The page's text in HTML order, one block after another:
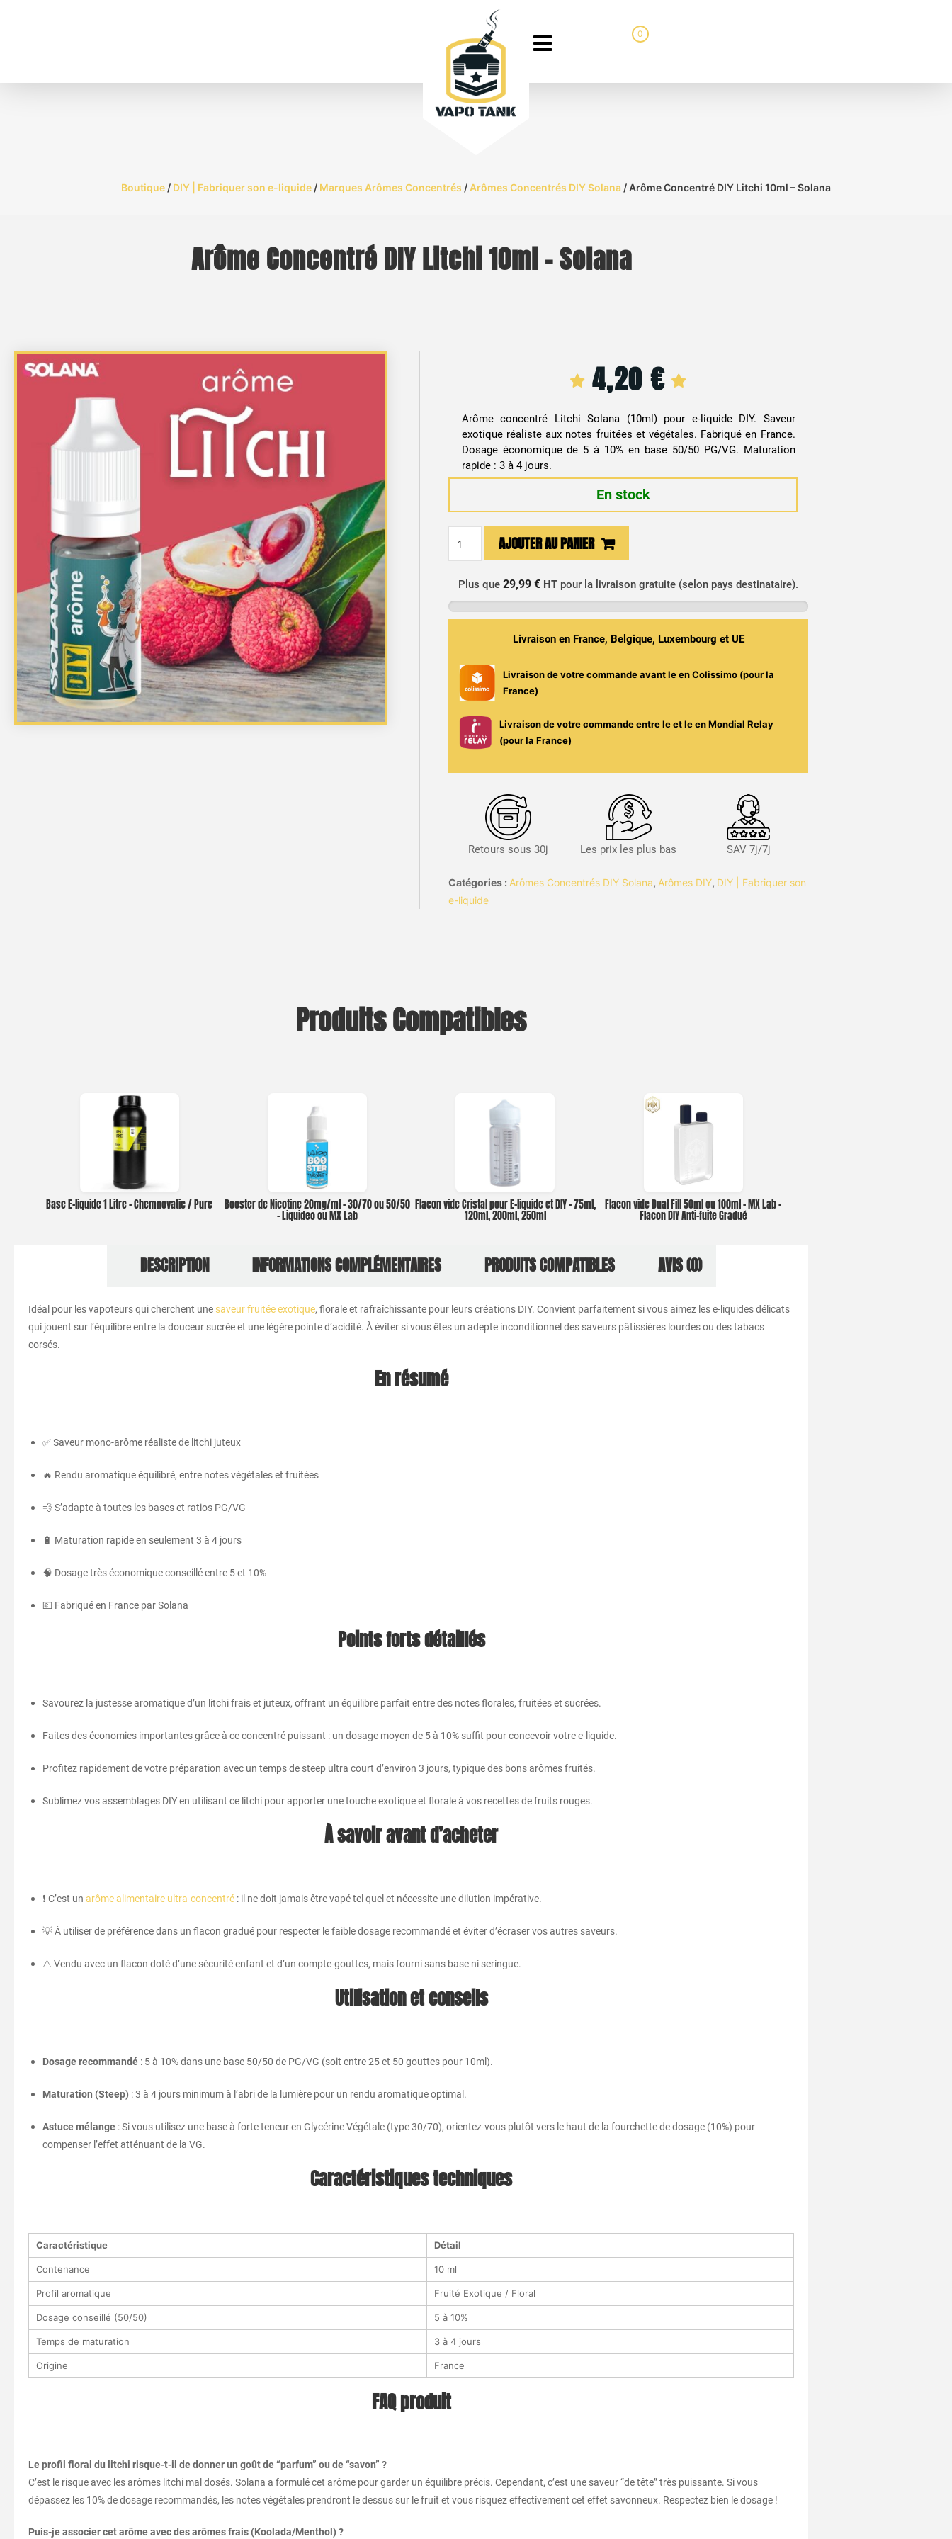
0
Boutique / DIY | Fabriquer son e-liquide / Marques Arômes Concentrés / Arômes Concentrés DIY Solana / Arôme Concentré DIY Litchi 10ml – Solana
Arôme Concentré DIY Litchi 10ml – Solana
4,20 €
Arôme concentré Litchi Solana (10ml) pour e-liquide DIY. Saveur
exotique réaliste aux notes fruitées et végétales. Fabriqué en France.
Dosage économique de 5 à 10% en base 50/50 PG/VG. Maturation
rapide : 3 à 4 jours.
En stock
Concentré
DIY
Litchi
Solana
AJOUTER AU PANIER
Plus que29,99 € HT pour la livraison gratuite (selon pays destinataire).
Livraison en France, Belgique, Luxembourg et UE
Livraison de votre commande avant leen Colissimo (pour la
France)
Livraison de votre commande entre leet leen Mondial Relay
(pour la France)
Retours sous 30j Les prix les plus bas SAV 7j/7j
Catégories : Arômes Concentrés DIY Solana, Arômes DIY, DIY | Fabriquer son
e-liquide
Produits Compatibles
Base E-liquide 1 Litre – Chemnovatic / Pure Booster de Nicotine 20mg/ml – 30/70 ou 50/50
– Liquideo ou MX Lab
Flacon vide Cristal pour E-liquide et DIY – 75ml,
120ml, 200ml, 250ml
Flacon vide Dual Fill 50ml ou 100ml – MX Lab –
Flacon DIY Anti-fuite Gradué
DESCRIPTION INFORMATIONS COMPLÉMENTAIRES PRODUITS COMPATIBLES AVIS (0)
Idéal pour les vapoteurs qui cherchent une saveur fruitée exotique, florale et rafraîchissante pour leurs créations DIY. Convient parfaitement si vous aimez les e-liquides délicats
qui jouent sur l’équilibre entre la douceur sucrée et une légère pointe d’acidité. À éviter si vous êtes un adepte inconditionnel des saveurs pâtissières lourdes ou des tabacs
corsés.
En résumé
✅ Saveur mono-arôme réaliste de litchi juteux
🔥 Rendu aromatique équilibré, entre notes végétales et fruitées
💨 S’adapte à toutes les bases et ratios PG/VG
🔋 Maturation rapide en seulement 3 à 4 jours
🧠 Dosage très économique conseillé entre 5 et 10%
💶 Fabriqué en France par Solana
Points forts détaillés
Savourez la justesse aromatique d’un litchi frais et juteux, offrant un équilibre parfait entre des notes florales, fruitées et sucrées.
Faites des économies importantes grâce à ce concentré puissant : un dosage moyen de 5 à 10% suffit pour concevoir votre e-liquide.
Profitez rapidement de votre préparation avec un temps de steep ultra court d’environ 3 jours, typique des bons arômes fruités.
Sublimez vos assemblages DIY en utilisant ce litchi pour apporter une touche exotique et florale à vos recettes de fruits rouges.
À savoir avant d’acheter
❗ C’est un arôme alimentaire ultra-concentré : il ne doit jamais être vapé tel quel et nécessite une dilution impérative.
💡 À utiliser de préférence dans un flacon gradué pour respecter le faible dosage recommandé et éviter d’écraser vos autres saveurs.
⚠️ Vendu avec un flacon doté d’une sécurité enfant et d’un compte-gouttes, mais fourni sans base ni seringue.
Utilisation et conseils
Dosage recommandé : 5 à 10% dans une base 50/50 de PG/VG (soit entre 25 et 50 gouttes pour 10ml).
Maturation (Steep) : 3 à 4 jours minimum à l’abri de la lumière pour un rendu aromatique optimal.
Astuce mélange : Si vous utilisez une base à forte teneur en Glycérine Végétale (type 30/70), orientez-vous plutôt vers le haut de la fourchette de dosage (10%) pour
compenser l’effet atténuant de la VG.
Caractéristiques techniques
Caractéristique Détail
Contenance 10 ml
Profil aromatique Fruité Exotique / Floral
Dosage conseillé (50/50) 5 à 10%
Temps de maturation 3 à 4 jours
Origine France
FAQ produit
Le profil floral du litchi risque-t-il de donner un goût de “parfum” ou de “savon” ?
C’est le risque avec les arômes litchi mal dosés. Solana a formulé cet arôme pour garder un équilibre précis. Cependant, c’est une saveur “de tête” très puissante. Si vous
dépassez les 10% de dosage recommandés, les notes végétales prendront le dessus sur le fruit et vous risquez effectivement cet effet savonneux. Respectez bien le dosage !
Puis-je associer cet arôme avec des arômes frais (Koolada/Menthol) ?